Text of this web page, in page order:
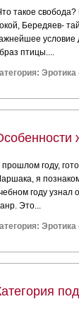
такое
Бередяев-
условие
птицы....
Эротика
прошлом году,
я
году узнал
Это...
Эротика